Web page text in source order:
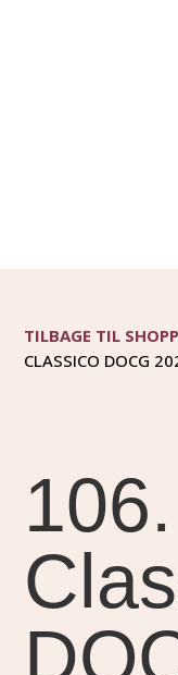
TILBAGE TIL
CLASSICO DOCG